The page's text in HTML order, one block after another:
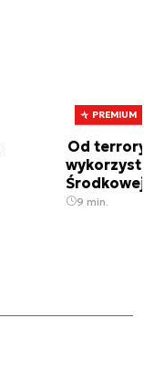
PREMIUM
Od
Środkowej
9 min.